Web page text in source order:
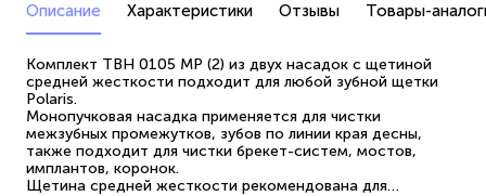
Описание Характеристики Отзывы Товары-
Комплект TBH 0105 MP (2) из двух насадок с щетиной
средней жесткости подходит для любой зубной щетки
Polaris.
Монопучковая насадка применяется для чистки
межзубных промежутков, зубов по линии края десны,
также подходит для чистки брекет-систем, мостов,
имплантов, коронок.
Щетина средней жесткости рекомендована для